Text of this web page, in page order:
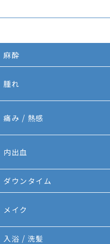
麻酔
腫れ
痛み / 熱感
内出血
ダウンタイム
メイク
入浴 / 洗髪